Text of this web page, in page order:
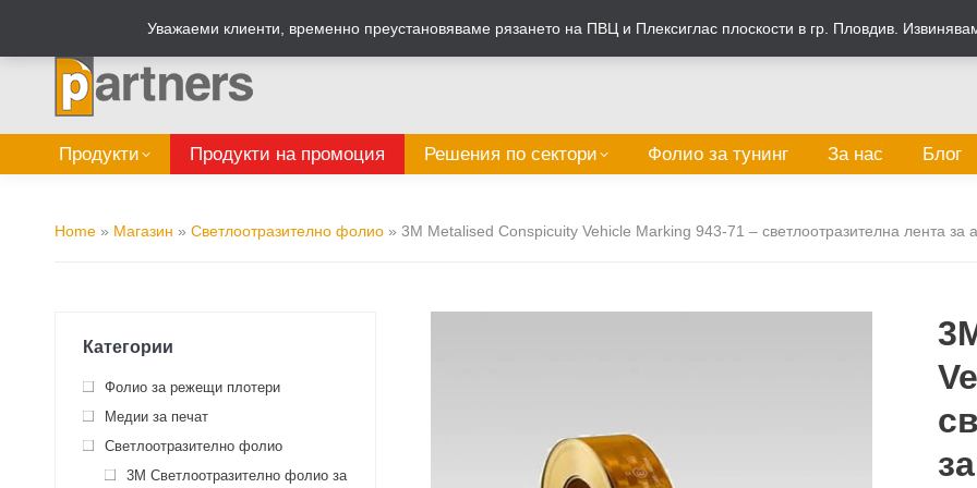
Табелен калкулатор
Продукти Продукти на промоция Решения по сектори Фолио за тунинг За нас Блог
Home » Магазин » Светлоотразително фолио » 3M Metalised Conspicuity Vehicle Marking 943-71 – светлоотразителна лента за
Категории
Фолио за режещи плотери
Медии за печат
Светлоотразително фолио
3M Светлоотразително фолио за
Уважаеми клиенти, временно преустановяваме рязането на ПВЦ и Плексиглас плоскости в гр. Пловдив.